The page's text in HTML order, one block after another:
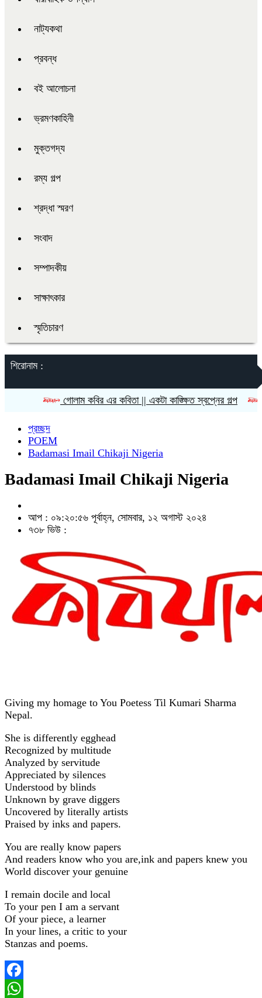
নাট্যকথা
প্রবন্ধ
বই আলোচনা
ভ্রমণকাহিনী
মুক্তগদ্য
রম্য গল্প
শ্রদ্ধা স্মরণ
সংবাদ
সম্পাদকীয়
সাক্ষাৎকার
স্মৃতিচারণ
শিরোনাম :
গোলাম কবির এর কবিতা || একটা কাঙ্ক্ষিত স্বপ্নের গল্প রীতি
প্রচ্ছদ
POEM
Badamasi Imail Chikaji Nigeria
Badamasi Imail Chikaji Nigeria
আপ : ০৯:২০:৫৬ পূর্বাহ্ন, সোমবার, ১২ অগাস্ট ২০২৪
৭৩৮ ভিউ :
Giving my homage to You Poetess Til Kumari Sharma
Nepal.
She is differently egghead
Recognized by multitude
Analyzed by servitude
Appreciated by silences
Understood by blinds
Unknown by grave diggers
Uncovered by literally artists
Praised by inks and papers.
You are really know papers
And readers know who you are,ink and papers knew you
World discover your genuine
I remain docile and local
To your pen I am a servant
Of your piece, a learner
In your lines, a critic to your
Stanzas and poems.
Facebook